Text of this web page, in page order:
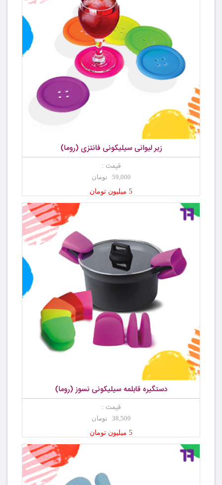
زیر لیوانی سیلیکونی فانتزی (روما)
قیمت :
59,000 تومان
5 میلیون تومان
دستگیره قابلمه سیلیکونی نسوز (روما)
قیمت :
38,500 تومان
5 میلیون تومان